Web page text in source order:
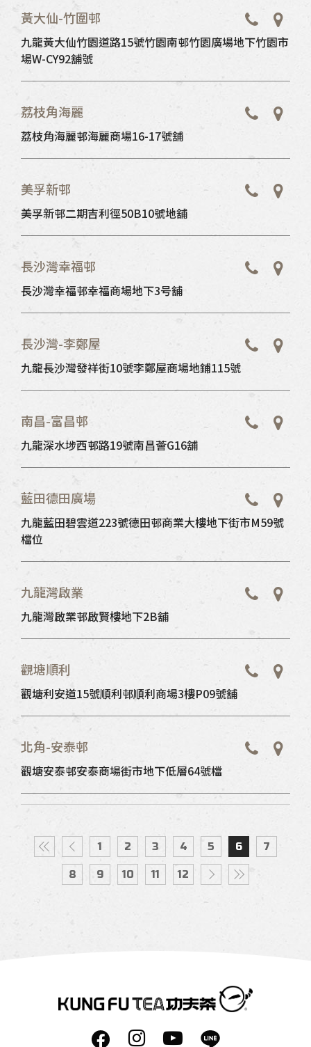
黃大仙-竹圍邨
九龍黃大仙竹園道路15號竹園南邨竹園廣場地下竹園市
場W-CY92舖號
荔枝角海麗
荔枝角海麗邨海麗商場16-17號舖
美孚新邨
美孚新邨二期吉利徑50B10號地舖
長沙灣幸福邨
長沙灣幸福邨幸福商場地下3号舖
長沙灣-李鄭屋
九龍長沙灣發祥街10號李鄭屋商場地鋪115號
南昌-富昌邨
九龍深水埗西邨路19號南昌薈G16舖
藍田德田廣場
九龍藍田碧雲道223號德田邨商業大樓地下街市M59號
檔位
九龍灣啟業
九龍灣啟業邨啟賢樓地下2B舖
觀塘順利
觀塘利安道15號順利邨順利商場3樓P09號舖
北角-安泰邨
觀塘安泰邨安泰商場街市地下低層64號檔
1 2 3 4 5 6 7
8 9 10 11 12